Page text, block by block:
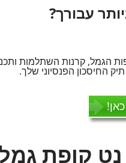
עבורך?
הגמל, קרנות השתלמות
החיסכון הפנסיוני שלך.